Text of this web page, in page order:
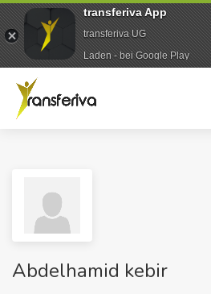
Abdelhamid kebir
transferiva App
transferiva UG
Laden - bei Google Play